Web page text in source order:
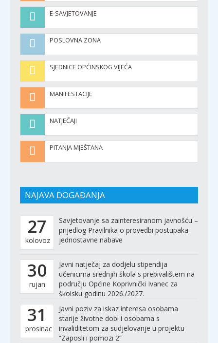
E-SAVJETOVANJE
POSLOVNA ZONA
SJEDNICE OPĆINSKOG VIJEĆA
MANIFESTACIJE
NATJEČAJI
PITANJA MJEŠTANA
NAJAVA DOGAĐANJA
27
kolovoz
Savjetovanje sa zainteresiranom javnošću –
prijedlog Pravilnika o provedbi postupaka
jednostavne nabave
30
rujan
Javni natječaj za dodjelu stipendija
učenicima srednjih škola s prebivalištem na
području Općine Koprivnički Ivanec za
školsku godinu 2026./2027.
31
prosinac
Javni poziv za iskaz interesa osobama
starije životne dobi i osobama s
invaliditetom za sudjelovanje u projektu
“Zaposli i pomozi 2”